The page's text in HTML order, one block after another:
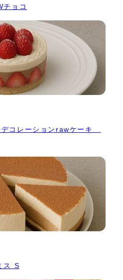
ョコ
コレーションrawケーキ
ス S